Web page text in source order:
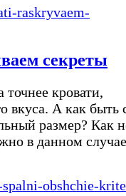
секреты
кровати,
вкуса. А как быть
размер? Как
в данном случае